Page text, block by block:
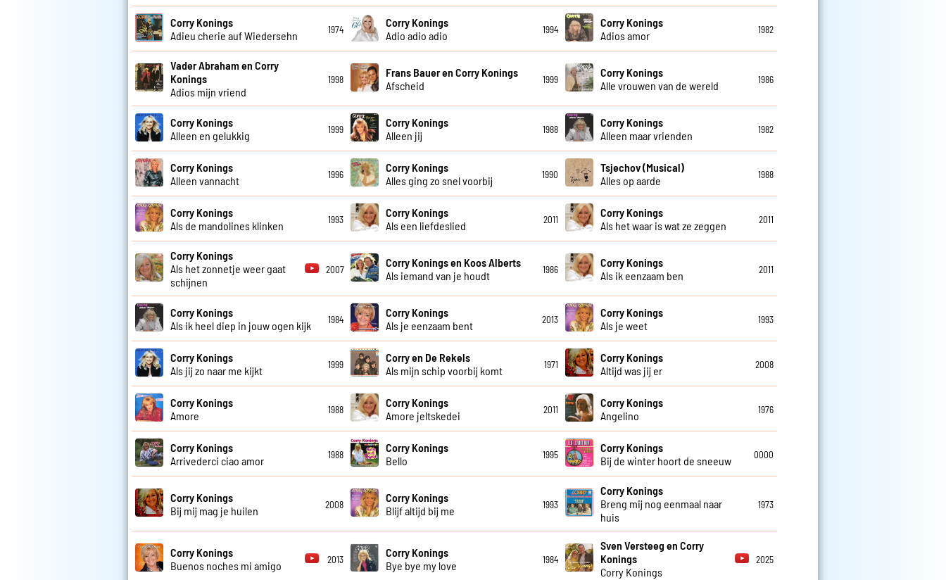
Corry Konings
Adieu cherie auf Wiedersehn
1974
Corry Konings
Adio adio adio
1994
Corry Konings
Adios amor
1982
Vader Abraham en Corry
Konings
Adios mijn vriend
1998
Frans Bauer en Corry Konings
Afscheid
1999
Corry Konings
Alle vrouwen van de wereld
1986
Corry Konings
Alleen en gelukkig
1999
Corry Konings
Alleen jij
1988
Corry Konings
Alleen maar vrienden
1982
Corry Konings
Alleen vannacht
1996
Corry Konings
Alles ging zo snel voorbij
1990
Tsjechov (Musical)
Alles op aarde
1988
Corry Konings
Als de mandolines klinken
1993
Corry Konings
Als een liefdeslied
2011
Corry Konings
Als het waar is wat ze zeggen
2011
Corry Konings
Als het zonnetje weer gaat
schijnen
2007
Corry Konings en Koos Alberts
Als iemand van je houdt
1986
Corry Konings
Als ik eenzaam ben
2011
Corry Konings
Als ik heel diep in jouw ogen kijk
1984
Corry Konings
Als je eenzaam bent
2013
Corry Konings
Als je weet
1993
Corry Konings
Als jij zo naar me kijkt
1999
Corry en De Rekels
Als mijn schip voorbij komt
1971
Corry Konings
Altijd was jij er
2008
Corry Konings
Amore
1988
Corry Konings
Amore jeltskedei
2011
Corry Konings
Angelino
1976
Corry Konings
Arrivederci ciao amor
1988
Corry Konings
Bello
1995
Corry Konings
Bij de winter hoort de sneeuw
0000
Corry Konings
Bij mij mag je huilen
2008
Corry Konings
Blijf altijd bij me
1993
Corry Konings
Breng mij nog eenmaal naar
huis
1973
Corry Konings
Buenos noches mi amigo
2013
Corry Konings
Bye bye my love
1984
Sven Versteeg en Corry
Konings
Corry Konings
2025